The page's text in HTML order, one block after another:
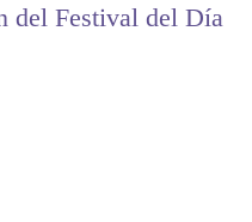
del Festival del Día